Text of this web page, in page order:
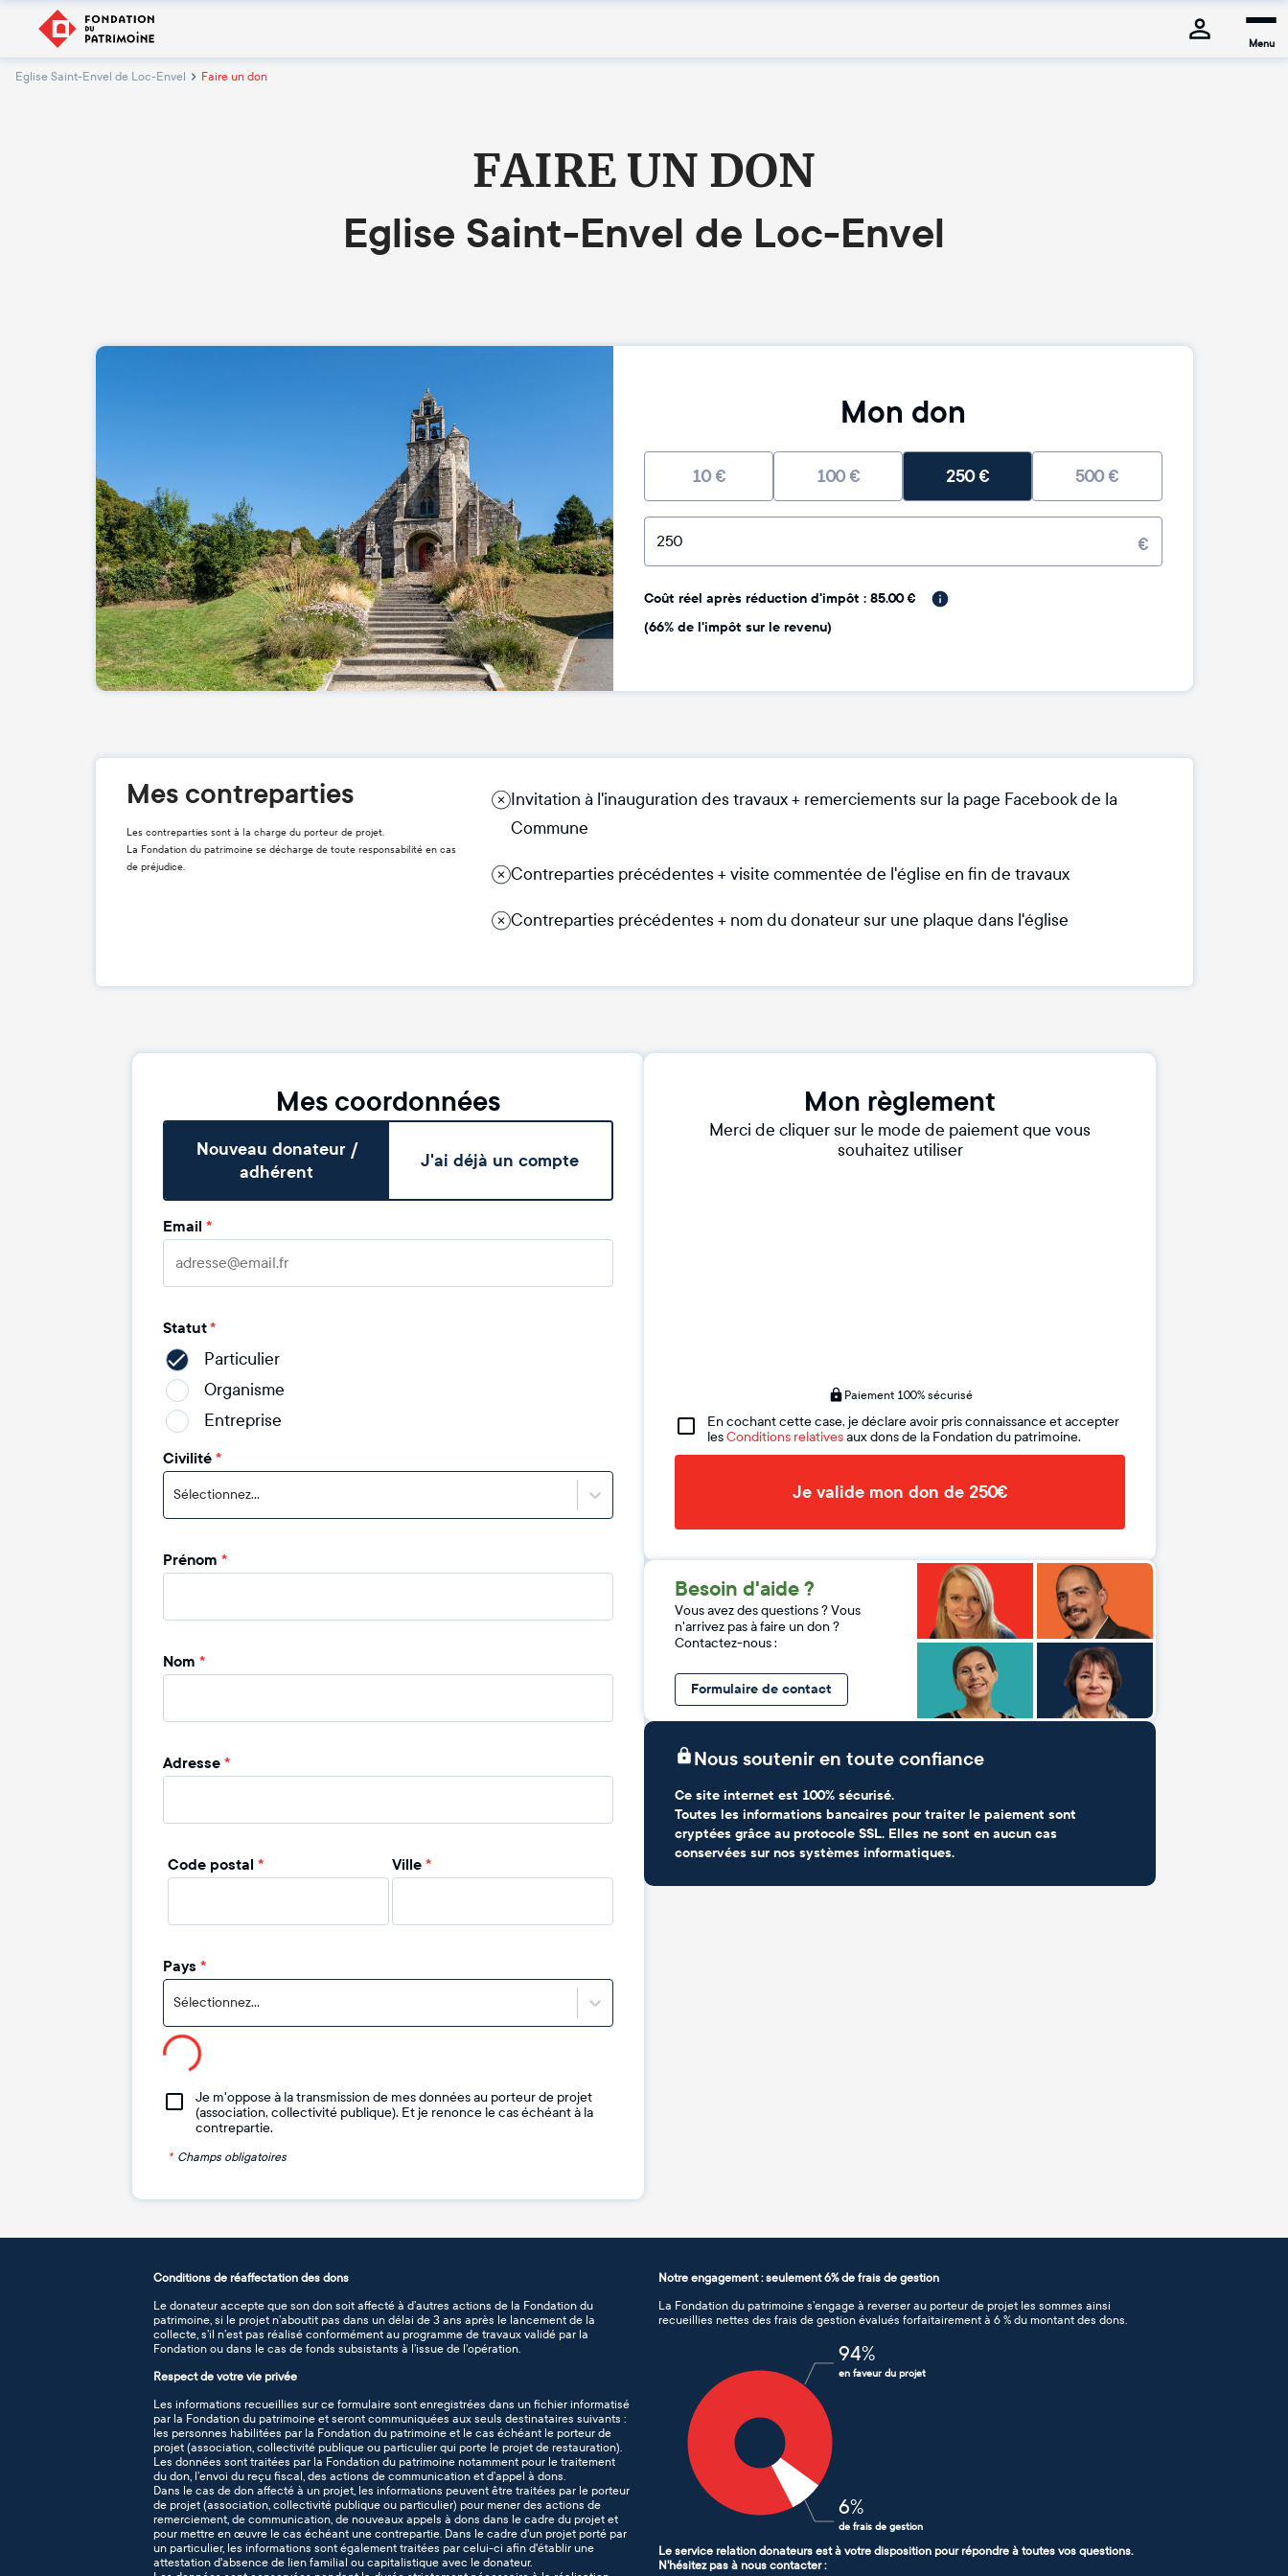
Menu
Eglise Saint-Envel de Loc-Envel Faire un don
FAIRE UN DON
Eglise Saint-Envel de Loc-Envel
Mon don
10€ 100€ 250€ 500€
€
Coût réel après réduction d'impôt : 85.00 €
(66% de l'impôt sur le revenu)
Mes contreparties
Les contreparties sont à la charge du porteur de projet.
La Fondation du patrimoine se décharge de toute responsabilité en cas
de préjudice.
Invitation à l'inauguration des travaux + remerciements sur la page Facebook de la
Commune
Contreparties précédentes + visite commentée de l'église en fin de travaux
Contreparties précédentes + nom du donateur sur une plaque dans l'église
Mes coordonnées
Nouveau donateur /
adhérent
J'ai déjà un compte
Email *
Statut*
Particulier
Organisme
Entreprise
Civilité*
Sélectionnez...
Prénom *
Nom *
Adresse*
Code postal * Ville*
Pays *
Sélectionnez...
Je m'oppose à la transmission de mes données au porteur de projet
(association, collectivité publique). Et je renonce le cas échéant à la
contrepartie.
* Champs obligatoires
Mon règlement
Merci de cliquer sur le mode de paiement que vous
souhaitez utiliser
Paiement 100% sécurisé
En cochant cette case, je déclare avoir pris connaissance et accepter
lesConditions relativesaux dons de la Fondation du patrimoine.
Je valide mon don de 250€
Besoin d'aide ?
Vous avez des questions ? Vous
n'arrivez pas à faire un don ?
Contactez-nous :
Formulaire de contact
Nous soutenir en toute confiance
Ce site internet est 100% sécurisé.
Toutes les informations bancaires pour traiter le paiement sont
cryptées grâce au protocole SSL. Elles ne sont en aucun cas
conservées sur nos systèmes informatiques.
Conditions de réaffectation des dons
Le donateur accepte que son don soit affecté à d’autres actions de la Fondation du
patrimoine, si le projet n’aboutit pas dans un délai de 3 ans après le lancement de la
collecte, s’il n’est pas réalisé conformément au programme de travaux validé par la
Fondation ou dans le cas de fonds subsistants à l’issue de l’opération.
Respect de votre vie privée
Les informations recueillies sur ce formulaire sont enregistrées dans un fichier informatisé
par la Fondation du patrimoine et seront communiquées aux seuls destinataires suivants :
les personnes habilitées par la Fondation du patrimoine et le cas échéant le porteur de
projet (association, collectivité publique ou particulier qui porte le projet de restauration).
Les données sont traitées par la Fondation du patrimoine notamment pour le traitement
du don, l’envoi du reçu fiscal, des actions de communication et d’appel à dons.
Dans le cas de don affecté à un projet, les informations peuvent être traitées par le porteur
de projet (association, collectivité publique ou particulier) pour mener des actions de
remerciement, de communication, de nouveaux appels à dons dans le cadre du projet et
pour mettre en œuvre le cas échéant une contrepartie. Dans le cadre d'un projet porté par
un particulier, les informations sont également traitées par celui-ci afin d'établir une
attestation d'absence de lien familial ou capitalistique avec le donateur.
Notre engagement : seulement 6% de frais de gestion
La Fondation du patrimoine s’engage à reverser au porteur de projet les sommes ainsi
recueillies nettes des frais de gestion évalués forfaitairement à 6 % du montant des dons.
94%
en faveur du projet
6%
de frais de gestion
Le service relation donateurs est à votre disposition pour répondre à toutes vos questions.
N'hésitez pas à nous contacter :